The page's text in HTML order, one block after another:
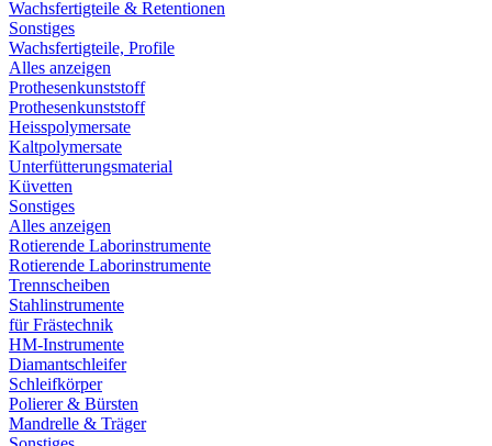
Wachsfertigteile & Retentionen
Sonstiges
Wachsfertigteile, Profile
Alles anzeigen
Prothesenkunststoff
Prothesenkunststoff
Heisspolymersate
Kaltpolymersate
Unterfütterungsmaterial
Küvetten
Sonstiges
Alles anzeigen
Rotierende Laborinstrumente
Rotierende Laborinstrumente
Trennscheiben
Stahlinstrumente
für Frästechnik
HM-Instrumente
Diamantschleifer
Schleifkörper
Polierer & Bürsten
Mandrelle & Träger